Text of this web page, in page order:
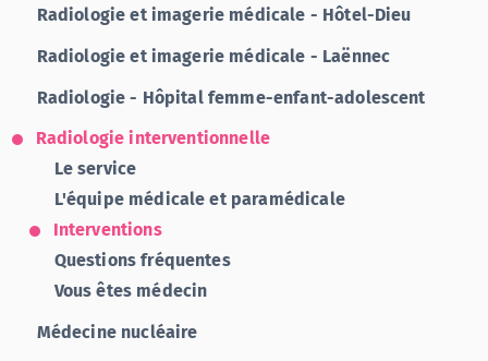
Radiologie et imagerie médicale - Hôtel-Dieu
Radiologie et imagerie médicale - Laënnec
Radiologie - Hôpital femme-enfant-adolescent
Radiologie interventionnelle
Le service
L'équipe médicale et paramédicale
Interventions
Questions fréquentes
Vous êtes médecin
Médecine nucléaire